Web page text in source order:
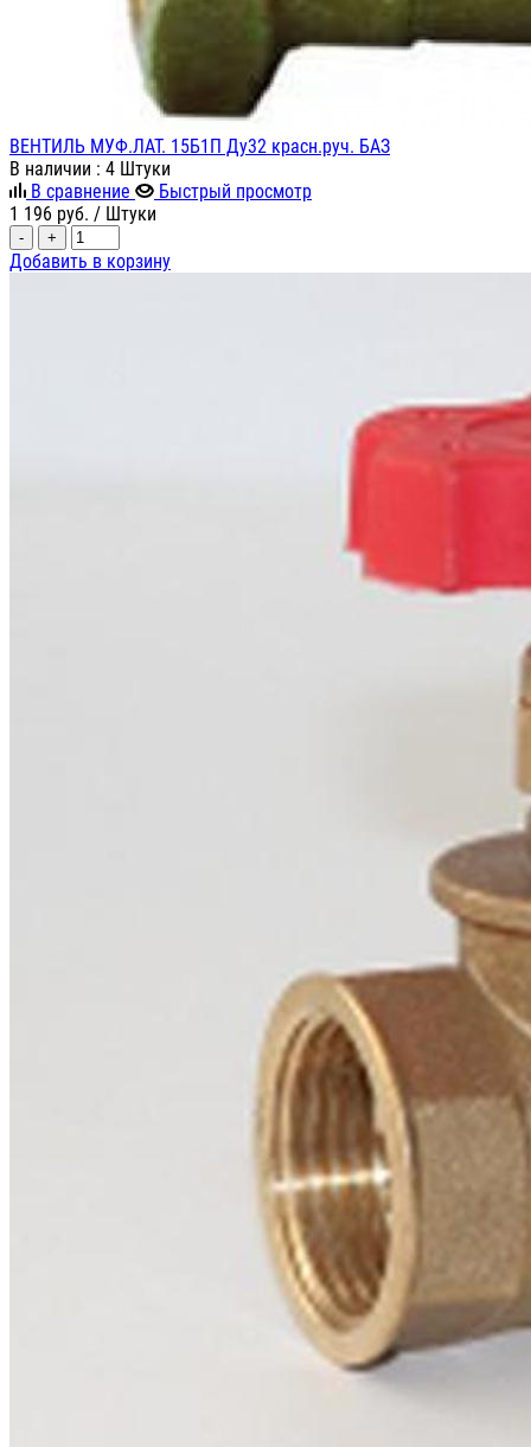
ВЕНТИЛЬ МУФ.ЛАТ. 15Б1П Ду32 красн.руч. БАЗ
В наличии : 4 Штуки
В сравнение
Быстрый просмотр
1 196 руб. / Штуки
- +
Добавить в корзину